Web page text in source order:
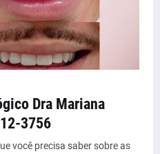
Dra Mariana
3756
você precisa saber sobre as